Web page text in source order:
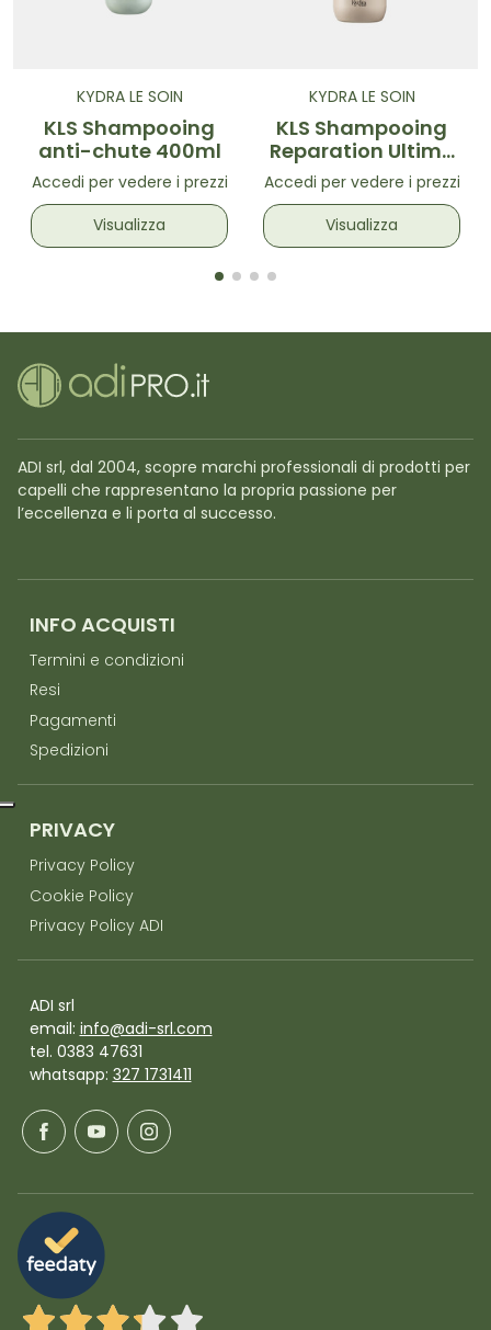
KYDRA LE SOIN
KLS Shampooing
anti-chute 400ml
Accedi per vedere i prezzi
Visualizza
KYDRA LE SOIN
KLS Shampooing
Reparation Ultime
1000ml
Accedi per vedere i prezzi
Visualizza
ADI srl, dal 2004, scopre marchi professionali di prodotti per
capelli che rappresentano la propria passione per
l’eccellenza e li porta al successo.
INFO ACQUISTI
Termini e condizioni
Resi
Pagamenti
Spedizioni
PRIVACY
Privacy Policy
Cookie Policy
Privacy Policy ADI
ADI srl
email: info@adi-srl.com
tel. 0383 47631
whatsapp: 327 1731411